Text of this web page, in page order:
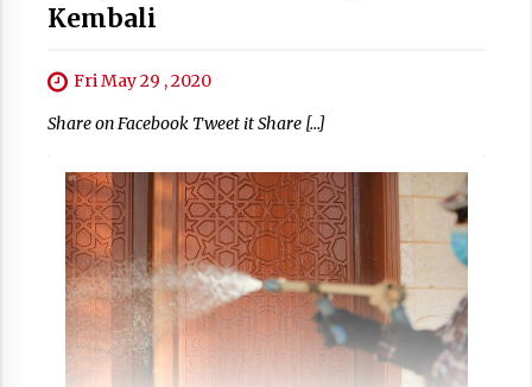
Kembali
Fri May 29 , 2020
Share on Facebook Tweet it Share […]